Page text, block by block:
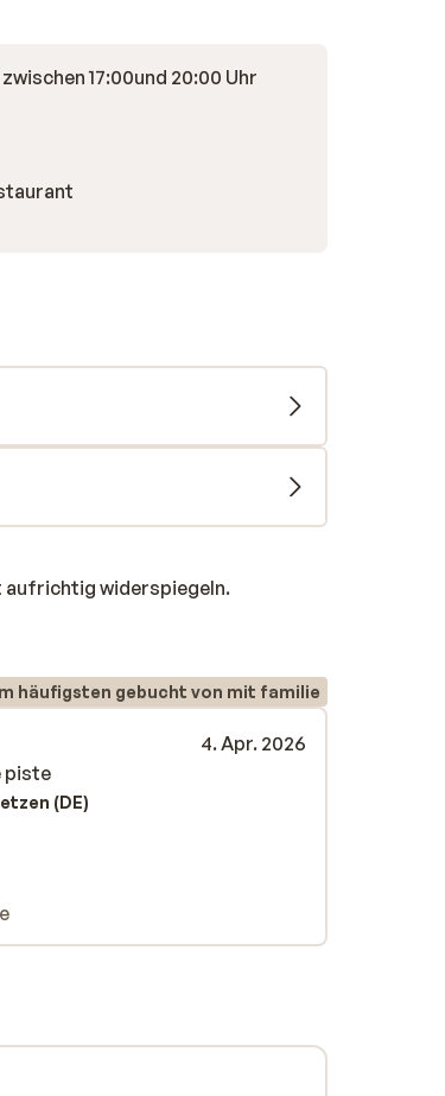
17:00und 20:00 Uhr
aufrichtig widerspiegeln.
häufigsten gebucht von mit familie
4. Apr. 2026
piste
piste
(DE)